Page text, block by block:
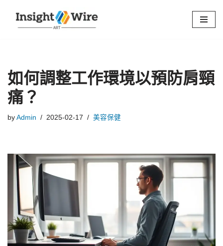
Skip
如何調整工作環境以預防肩頸
痛？
by Admin 2025-02-17 美容保健